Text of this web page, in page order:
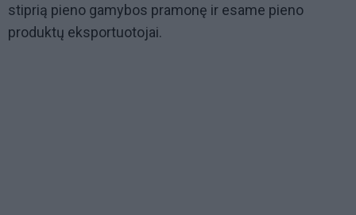
stiprią pieno gamybos pramonę ir esame pieno
produktų eksportuotojai.